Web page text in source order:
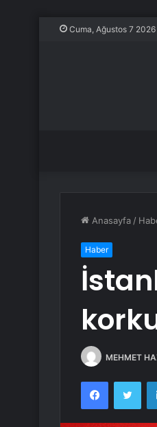
Cuma, Ağustos 7 2026
Anasayfa /
Haber
MEHMET
Facebook